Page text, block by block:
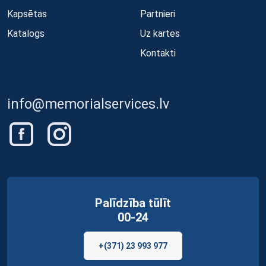
Kapsētas
Katalogs
Partnieri
Uz kartes
Kontakti
info@memorialservices.lv
Palīdzība tūlīt
00-24
+(371) 23 993 977